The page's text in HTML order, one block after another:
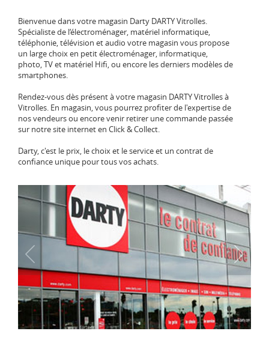
Bienvenue dans votre magasin Darty DARTY Vitrolles.
Spécialiste de l‘électroménager, matériel informatique,
téléphonie, télévision et audio votre magasin vous propose
un large choix en petit électroménager, informatique,
photo, TV et matériel Hifi, ou encore les derniers modèles de
smartphones.
Rendez-vous dès présent à votre magasin DARTY Vitrolles à
Vitrolles. En magasin, vous pourrez profiter de l'expertise de
nos vendeurs ou encore venir retirer une commande passée
sur notre site internet en Click & Collect.
Darty, c'est le prix, le choix et le service et un contrat de
confiance unique pour tous vos achats.